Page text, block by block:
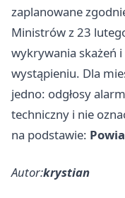
zaplanowane
Ministrów z 23
wykrywania skażeń
wystąpieniu. Dla
jedno: odgłosy
techniczny i nie
na podstawie:
Autor:krystian